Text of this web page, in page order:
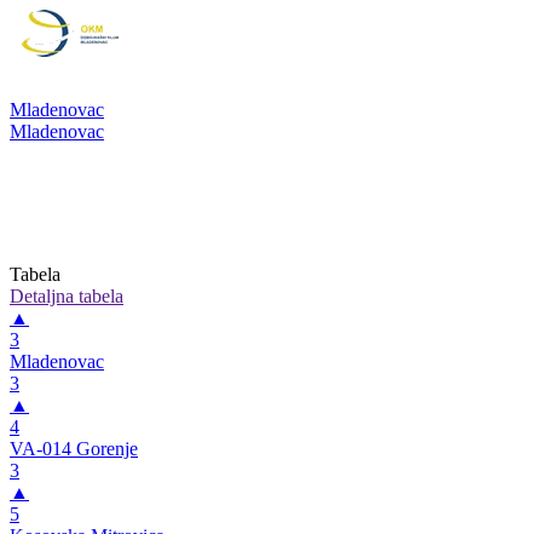
Mladenovac
Mladenovac
Tabela
Detaljna tabela
▲
3
Mladenovac
3
▲
4
VA-014 Gorenje
3
▲
5